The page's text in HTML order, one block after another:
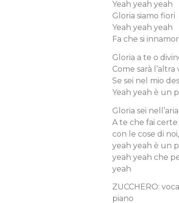
Yeah yeah yeah
Gloria siamo fiori
Yeah yeah yeah
Fa che si
Gloria a te o
Come sarà
Se sei nel mio
Yeah yeah è un
Gloria sei nell’aria
A te che fai certe
con le cose di
yeah yeah è un
yeah yeah che
yeah
ZUCCHERO:
piano